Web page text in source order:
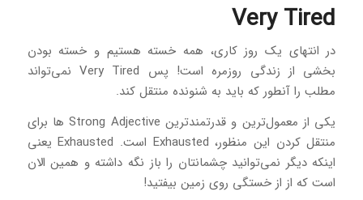
Very Tired
در انتهای یک روز کاری، همه خسته هستیم و خسته بودن
بخشی از زندگی روزمره است! پس Very Tired نمی‌تواند
مطلب را آنطور که باید به شنونده منتقل کند.
یکی از معمول‌ترین و قدرتمندترین Strong Adjective ها برای
منتقل کردن این منظور، Exhausted است. Exhausted یعنی
اینکه دیگر نمی‌توانید چشمانتان را باز نگه داشته و همین الان
است که از از خستگی روی زمین بیفتید!